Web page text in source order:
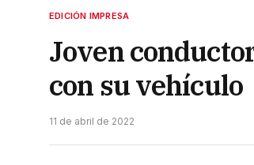
EDICIÓN IMPRESA
Joven
con su vehículo
11 de abril de 2022